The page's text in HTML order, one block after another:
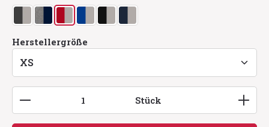
anthrazit/silber
grau meliert/tinte
rot/silberroyalblau/silber
schwarz/silber
tinte/silber
Herstellergröße
Produkt Anzahl: Gib den gewünschten Wert
Stück